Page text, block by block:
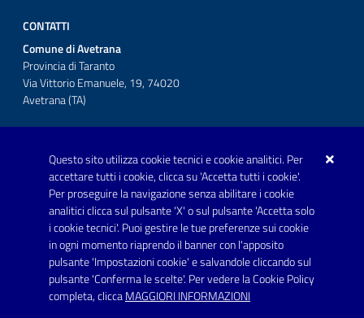
Questo sito utilizza cookie tecnici e cookie analitici. Per
accettare tutti i cookie, clicca su 'Accetta tutti i cookie'.
Per proseguire la navigazione senza abilitare i cookie
analitici clicca sul pulsante 'X' o sul pulsante 'Accetta solo
i cookie tecnici'. Puoi gestire le tue preferenze sui cookie
in ogni momento riaprendo il banner con l'apposito
pulsante 'Impostazioni cookie' e salvandole cliccando sul
pulsante 'Conferma le scelte'. Per vedere la Cookie Policy
completa, cliccaMAGGIORI INFORMAZIONI
CONTATTI
Comune di Avetrana
Provincia di Taranto
Via Vittorio Emanuele, 19, 74020
Avetrana (TA)
Telefono: 0999707766
Fax: 0999704336
Posta Elettronica Certificata:
prot.comune.avetrana@pec.rupar.puglia.it
Link utili
Informativa privacy